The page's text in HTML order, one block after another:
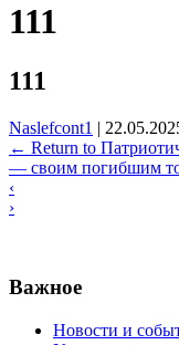
111
111
Naslefcont1 |
← Return to
— своим погибшим
‹
›
Важное
Новости и